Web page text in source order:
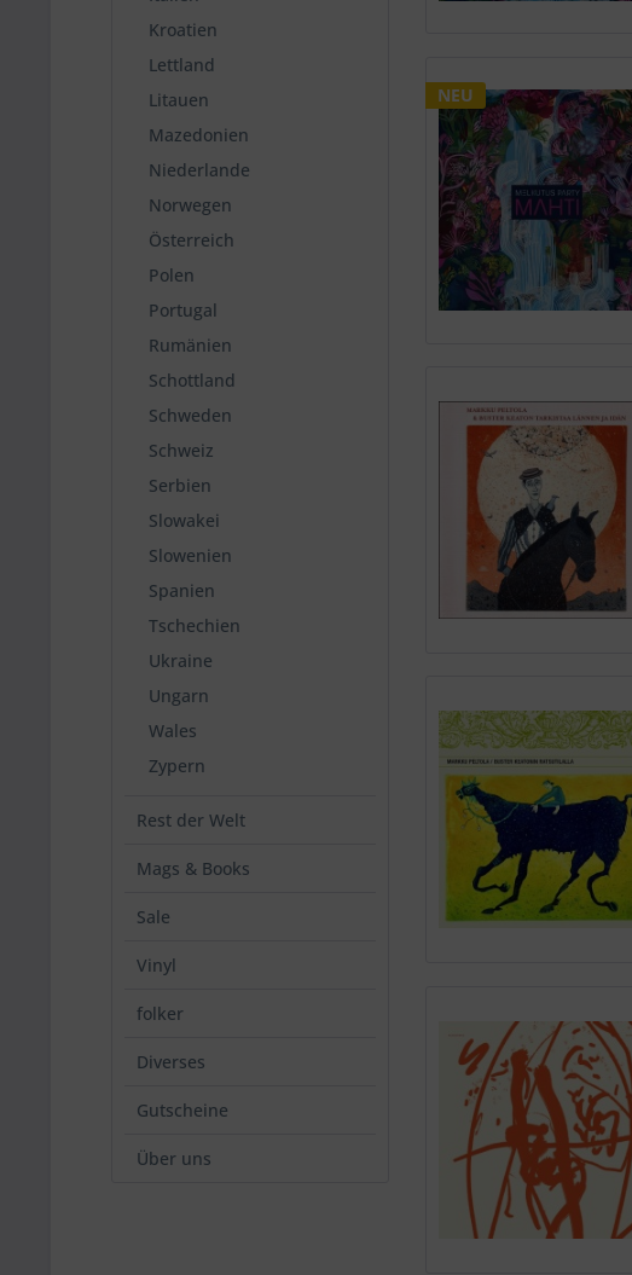
Kroatien
Lettland
Litauen
Mazedonien
Niederlande
Norwegen
Österreich
Polen
Portugal
Rumänien
Schottland
Schweden
Schweiz
Serbien
Slowakei
Slowenien
Spanien
Tschechien
Ukraine
Ungarn
Wales
Zypern
Rest der Welt
Mags & Books
Sale
Vinyl
folker
Diverses
Gutscheine
Über uns
NEU